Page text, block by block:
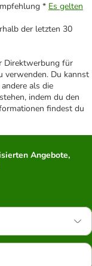
* Es gelten
der letzten 30
Direktwerbung für
verwenden. Du kannst
als die
indem du den
findest du
Angebote,